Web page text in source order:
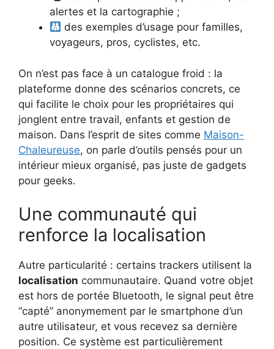
alertes et la cartographie ;
des exemples d’usage pour familles,
voyageurs, pros, cyclistes, etc.
On n’est pas face à un catalogue froid : la
plateforme donne des scénarios concrets, ce
qui facilite le choix pour les propriétaires qui
jonglent entre travail, enfants et gestion de
maison. Dans l’esprit de sites comme Maison-
Chaleureuse, on parle d’outils pensés pour un
intérieur mieux organisé, pas juste de gadgets
pour geeks.
Une communauté qui
renforce la localisation
Autre particularité : certains trackers utilisent la
localisation communautaire. Quand votre objet
est hors de portée Bluetooth, le signal peut être
“capté” anonymement par le smartphone d’un
autre utilisateur, et vous recevez sa dernière
position. Ce système est particulièrement